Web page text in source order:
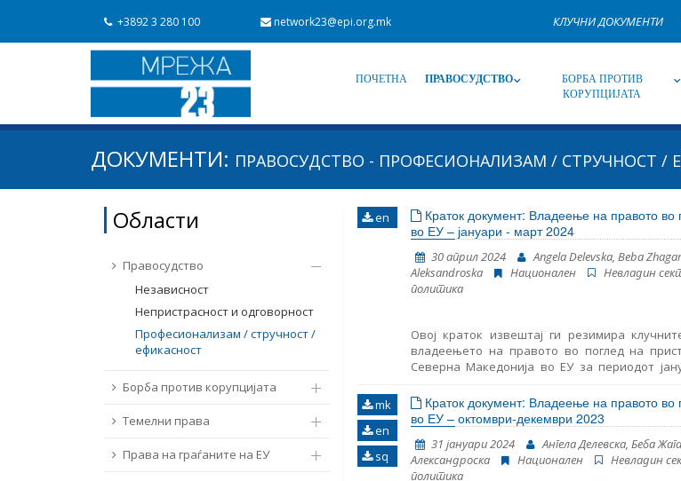
+3892 3 280 100 network23@epi.org.mk КЛУЧНИ ДОКУМЕНТИ
ПОЧЕТНА ПРАВОСУДСТВО
БОРБА ПРОТИВ
КОРУПЦИЈАТА
Барај документи
Јазик Име, опис
ДОКУМЕНТИ: ПРАВОСУДСТВО - ПРОФЕСИОНАЛИЗАМ / СТРУЧНОСТ /
Области
Правосудство
Независност
Непристрасност и одговорност
Професионализам / стручност /
ефикасност
Борба против корупцијата
Темелни права
Права на граѓаните на ЕУ
en
Краток документ: Владеење на правото во
во ЕУ – јануари - март 2024
30 април 2024
Angela Delevska, Beba
Aleksandroska
Национален Невладин
политика
Овој краток извештај ги резимира
владеењето на правото во поглед на
Северна Македонија во ЕУ за периодот
него се дадени резултатите од следење
пристапување во ЕУ, како и
функционирањето на демократските
администрација и Поглавјето 23: Судство и
mk
en
sq
Краток документ: Владеење на правото во
во ЕУ – октомври-декември 2023
31 јануари 2024
Ангела Делевска, Беба
Александроска
Национален Невладин
политика